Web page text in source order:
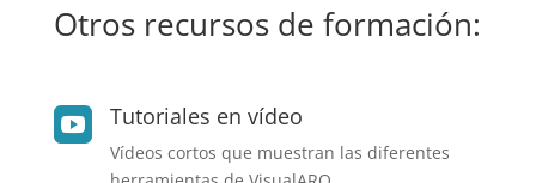
Otros recursos de formación:
 Tutoriales en vídeo
Vídeos cortos que muestran las diferentes